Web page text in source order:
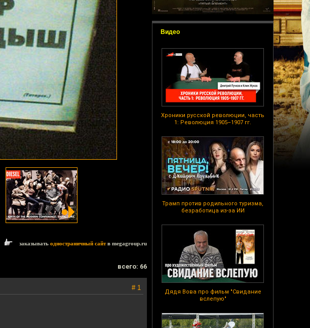
Видео
Хроники русской революции, часть
1: Революция 1905–1907 гг.
Трамп против родильного туризма,
безработица из-за ИИ
Дядя Вова про фильм "Свидание
вслепую"
заказывать одностраничный сайтв megagroup.ru
всего: 66
# 1